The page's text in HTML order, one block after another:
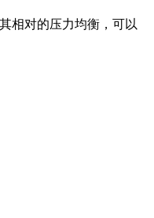
相对的压力均衡，可以